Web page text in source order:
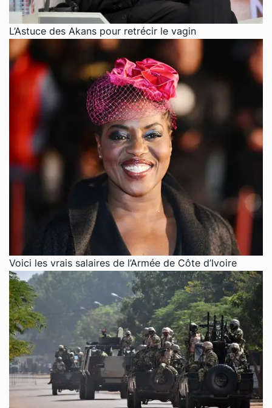
L’Astuce des Akans pour retrécir le vagin
Voici les vrais salaires de l’Armée de Côte d’Ivoire